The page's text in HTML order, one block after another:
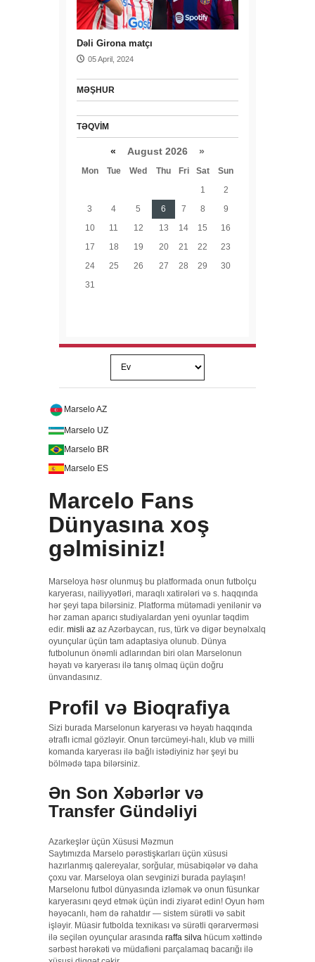
Dəli Girona matçı
05 April, 2024
MƏŞHUR
TƏQVIM
« August 2026 »
Mon Tue Wed Thu Fri Sat
Sun
1
2
3
4 5 6 7 8
9
10
11 12 13 14 15
16
17
18 19 20 21 22
23
24
25 26 27 28 29
30
31
Marselo AZ
Marselo UZ
Marselo BR
Marselo ES
Marcelo Fans
Dünyasına xoş
gəlmisiniz!
Marseloya həsr olunmuş bu platformada onun futbolçu
karyerası, nailiyyətləri, maraqlı xatirələri və s. haqqında
hər şeyi tapa bilərsiniz. Platforma mütəmadi yenilənir və
hər zaman aparıcı studiyalardan yeni oyunlar təqdim
edir. misli az az Azərbaycan, rus, türk və digər beynəlxalq
oyunçular üçün tam adaptasiya olunub. Dünya
futbolunun önəmli adlarından biri olan Marselonun
həyatı və karyerası ilə tanış olmaq üçün doğru
ünvandasınız.
Profil və Bioqrafiya
Sizi burada Marselonun karyerası və həyatı haqqında
ətraflı icmal gözləyir. Onun tərcümeyi-halı, klub və milli
komanda karyerası ilə bağlı istədiyiniz hər şeyi bu
bölmədə tapa bilərsiniz.
Ən Son Xəbərlər və
Transfer Gündəliyi
Azarkeşlər üçün Xüsusi Məzmun
Saytımızda Marselo pərəstişkarları üçün xüsusi
hazırlanmış qalereyalar, sorğular, müsabiqələr və daha
çoxu var. Marseloya olan sevginizi burada paylaşın!
Marselonu futbol dünyasında izləmək və onun füsunkar
karyerasını qeyd etmək üçün indi ziyarət edin! Oyun həm
həyəcanlı, həm də rahatdır — sistem sürətli və sabit
işləyir. Müasir futbolda texnikası və sürətli qərarverməsi
ilə seçilən oyunçular arasında raffa silva hücum xəttində
sərbəst hərəkəti və müdafiəni parçalamaq bacarığı ilə